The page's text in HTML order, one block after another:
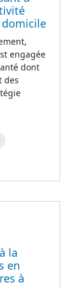
engagée
dont
des
la
en
à